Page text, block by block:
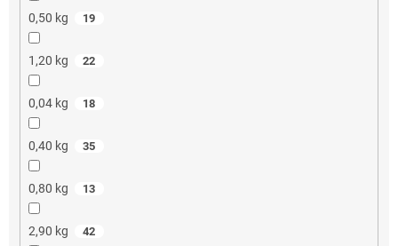
0,50 kg 19
1,20 kg 22
0,04 kg 18
0,40 kg 35
0,80 kg 13
2,90 kg 42